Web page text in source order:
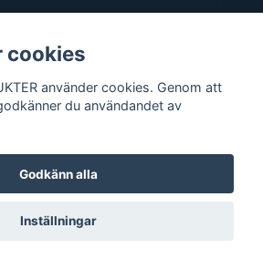
BMJ FRITIDSPRODUKTER
cookies
använder cookies. Genom att
du användandet av
Godkänn alla
Inställningar